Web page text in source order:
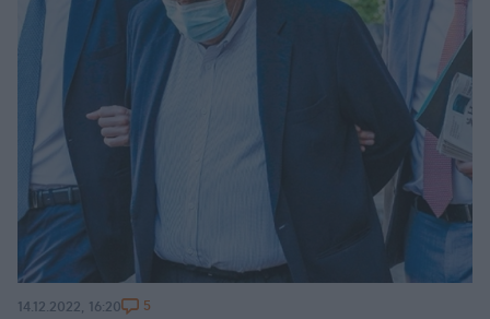
14.12.2022, 16:20 5